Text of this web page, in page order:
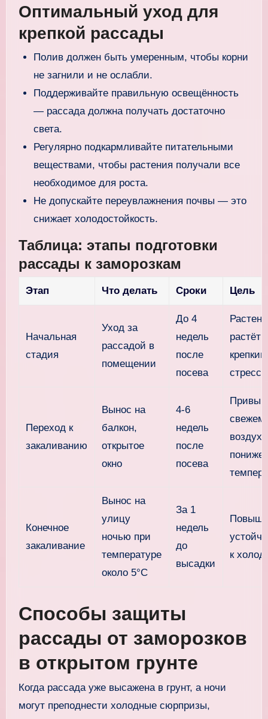
Оптимальный уход для
крепкой рассады
Полив должен быть умеренным, чтобы корни
не загнили и не ослабли.
Поддерживайте правильную освещённость
— рассада должна получать достаточно
света.
Регулярно подкармливайте питательными
веществами, чтобы растения получали все
необходимое для роста.
Не допускайте переувлажнения почвы — это
снижает холодостойкость.
Таблица: этапы подготовки
рассады к заморозкам
Этап Что делать Сроки Цель
Начальная
стадия
Уход за
рассадой в
помещении
До 4
недель
после
посева
растёт
стресса
Переход к
закаливанию
Вынос на
балкон,
открытое
окно
4-6
недель
после
посева
Конечное
закаливание
Вынос на
улицу
ночью при
температуре
около 5°C
За 1
недель
до
высадки
к
Способы защиты
рассады от заморозков
в открытом грунте
Когда рассада уже высажена в грунт, а ночи
могут преподнести холодные сюрпризы,